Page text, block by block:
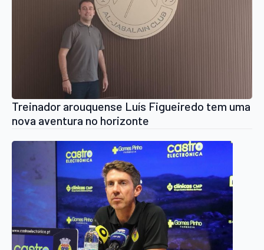
Treinador arouquense Luís Figueiredo tem uma
nova aventura no horizonte